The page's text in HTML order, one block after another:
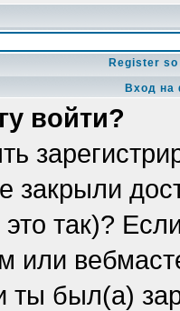
Register
Вход на
войти?
закрыли
так)?
или
был(а)